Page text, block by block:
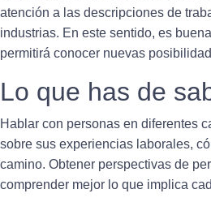
atención a las descripciones de
industrias. En este sentido, es
permitirá conocer nuevas
Lo que has de
Hablar con personas en diferentes
sobre sus experiencias laborales,
camino. Obtener perspectivas de
comprender mejor lo que implica